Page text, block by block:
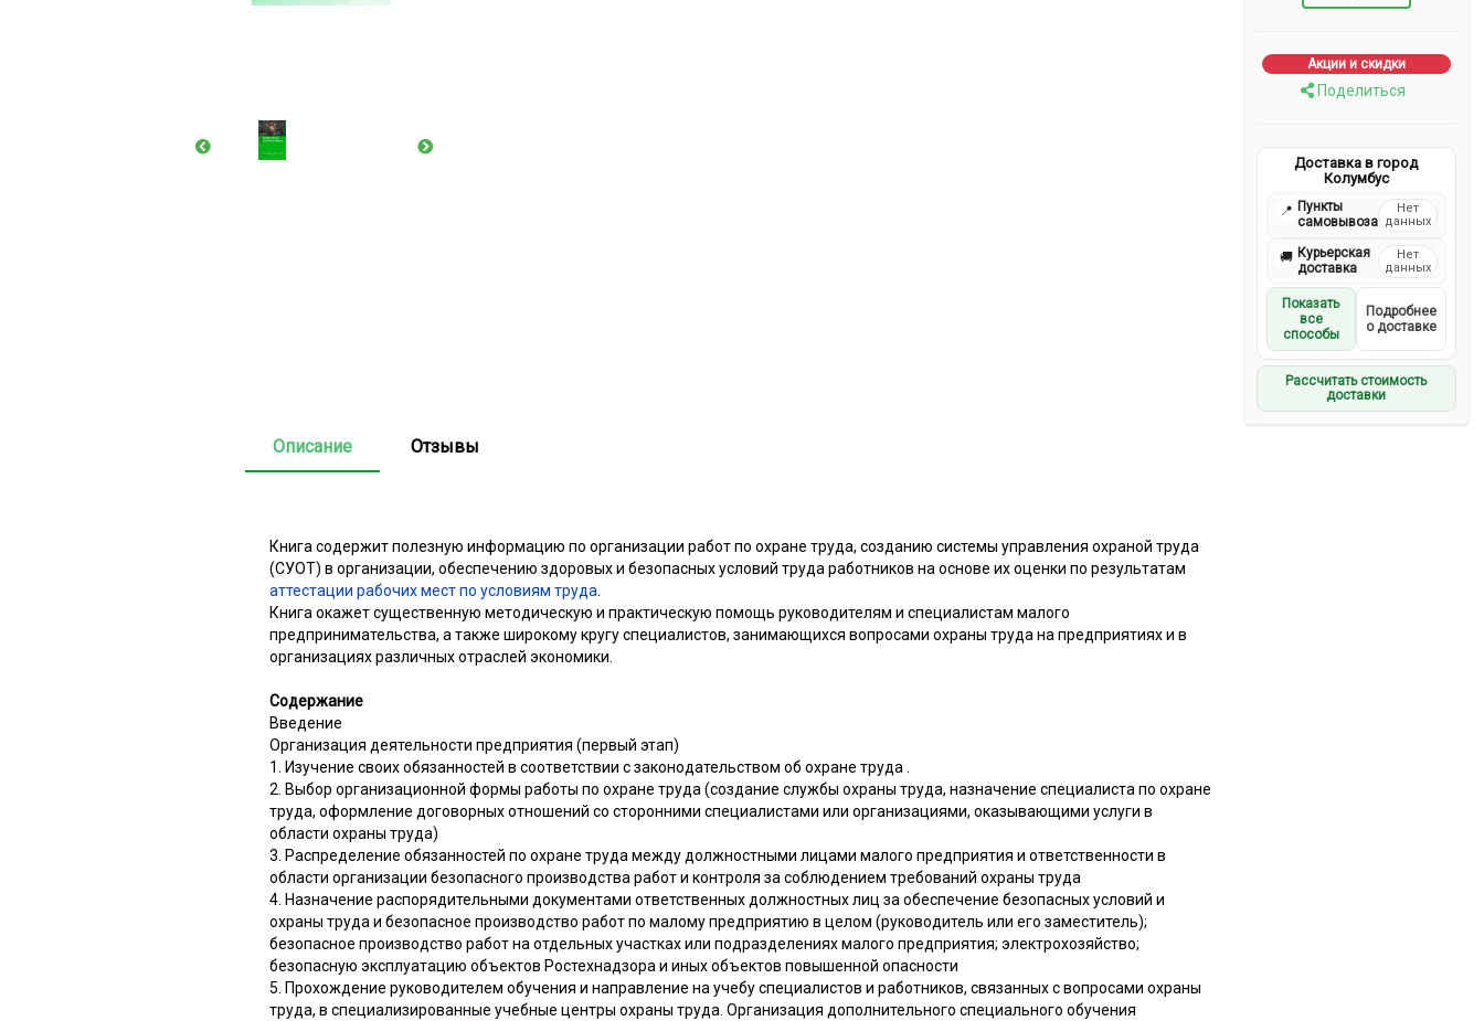
Акции и скидки
Поделиться
Доставка в город
Колумбус
📍 Пункты
самовывоза
Нет
данных
🚚 Курьерская
доставка
Нет
данных
Показать
все
способы
Подробнее
о доставке
Рассчитать стоимость
доставки
Описание Отзывы
Книга содержит полезную информацию по организации работ по охране труда, созданию системы управления охраной труда
(СУОТ) в организации, обеспечению здоровых и безопасных условий труда работников на основе их оценки по результатам
аттестации рабочих мест по условиям труда
Книга окажет существенную методическую и практическую помощь руководителям и специалистам малого
предпринимательства, а также широкому кругу специалистов, занимающихся вопросами охраны труда на предприятиях и в
организациях различных отраслей экономики.
Содержание
Введение
Организация деятельности предприятия (первый этап)
1. Изучение своих обязанностей в соответствии с законодательством об охране труда .
2. Выбор организационной формы работы по охране труда (создание службы охраны труда, назначение специалиста по охране
труда, оформление договорных отношений со сторонними специалистами или организациями, оказывающими услуги в
области охраны труда)
3. Распределение обязанностей по охране труда между должностными лицами малого предприятия и ответственности в
области организации безопасного производства работ и контроля за соблюдением требований охраны труда
4. Назначение распорядительными документами ответственных должностных лиц за обеспечение безопасных условий и
охраны труда и безопасное производство работ по малому предприятию в целом (руководитель или его заместитель);
безопасное производство работ на отдельных участках или подразделениях малого предприятия; электрохозяйство;
безопасную эксплуатацию объектов Ростехнадзора и иных объектов повышенной опасности
5. Прохождение руководителем обучения и направление на учебу специалистов и работников, связанных с вопросами охраны
труда, в специализированные учебные центры охраны труда. Организация дополнительного специального обучения